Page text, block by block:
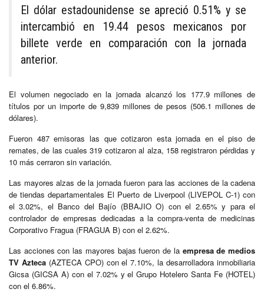
El dólar estadounidense se apreció 0.51% y se
intercambió en 19.44 pesos mexicanos por
billete verde en comparación con la jornada
anterior.
El volumen negociado en la jornada alcanzó los 177.9 millones de
títulos por un importe de 9,839 millones de pesos (506.1 millones de
dólares).
Fueron 487 emisoras las que cotizaron esta jornada en el piso de
remates, de las cuales 319 cotizaron al alza, 158 registraron pérdidas y
10 más cerraron sin variación.
Las mayores alzas de la jornada fueron para las acciones de la cadena
de tiendas departamentales El Puerto de Liverpool (LIVEPOL C-1) con
el 3.02%, el Banco del Bajío (BBAJIO O) con el 2.65% y para el
controlador de empresas dedicadas a la compra-venta de medicinas
Corporativo Fragua (FRAGUA B) con el 2.62%.
Las acciones con las mayores bajas fueron de la empresa de medios
TV Azteca(AZTECA CPO) con el 7.10%, la desarrolladora inmobiliaria
Gicsa (GICSA A) con el 7.02% y el Grupo Hotelero Santa Fe (HOTEL)
con el 6.86%.